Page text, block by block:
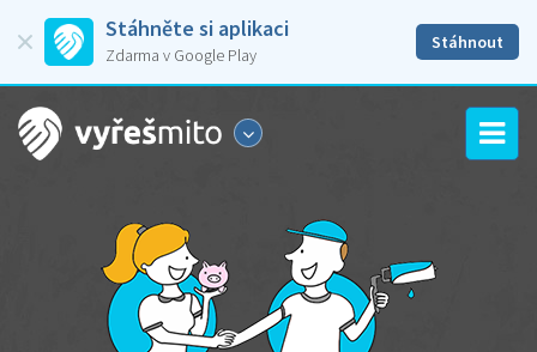
Stáhněte si aplikaci
Zdarma v Google Play
Stáhnout